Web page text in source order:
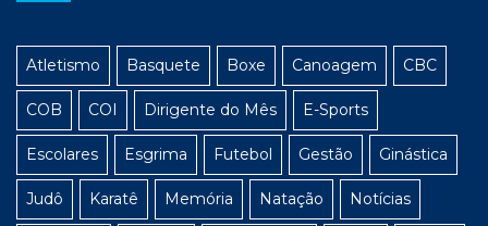
Atletismo Basquete Boxe Canoagem CBC
COB COI Dirigente do Mês E-Sports
Escolares Esgrima Futebol Gestão Ginástica
Judô Karatê Memória Natação Notícias